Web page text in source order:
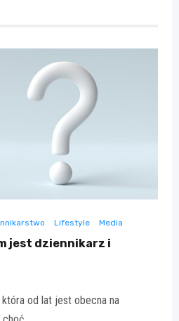
Lifestyle Media
jest dziennikarz i
od lat jest obecna na